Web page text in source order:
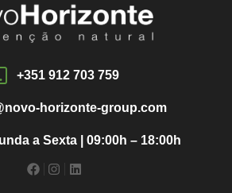
+351 912 703 759
horizonte-group.com
a Sexta | 09:00h – 18:00h